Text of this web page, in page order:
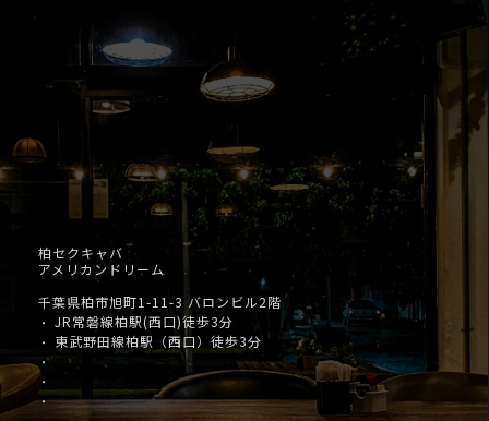
柏セクキャバ
アメリカンドリーム
千葉県柏市旭町1-11-3 バロンビル2階
・ JR常磐線柏駅(西口)徒歩3分
・ 東武野田線柏駅（西口）徒歩3分
・
・
・